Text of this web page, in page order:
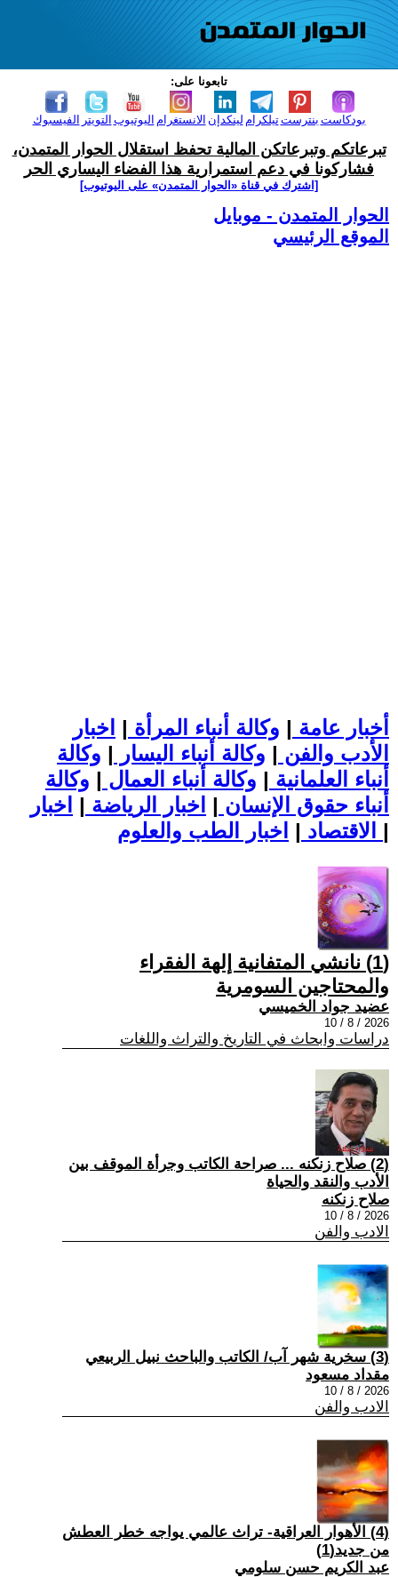
تابعونا على:
الفيسبوك التويتر اليوتيوب الانستغرام لينكدإن تيلكرامبنترست بودكاست
تبرعاتكم وتبرعاتكن المالية تحفظ استقلال الحوار المتمدن،
فشاركونا في دعم استمرارية هذا الفضاء اليساري الحر
[اشترك في قناة ‫«الحوار المتمدن» على اليوتيوب]
الحوار المتمدن - موبايل
الموقع الرئيسي
أخبار عامة | وكالة أنباء المرأة | اخبار
الأدب والفن | وكالة أنباء اليسار | وكالة
أنباء العلمانية | وكالة أنباء العمال | وكالة
أنباء حقوق الإنسان | اخبار الرياضة | اخبار
الاقتصاد | |
(1) نانشي المتفانية إلهة الفقراء
والمحتاجين السومرية
عضيد جواد الخميسي
2026 / 8 / 10
دراسات وابحاث في التاريخ والتراث واللغات
(2) صلاح زنكنه ... صراحة الكاتب وجرأة الموقف بين
الأدب والنقد والحياة
صلاح زنكنه
2026 / 8 / 10
الادب والفن
(3) سخرية شهر آب/ الكاتب والباحث نبيل الربيعي
مقداد مسعود
2026 / 8 / 10
الادب والفن
(4) الأهوار العراقية- تراث عالمي يواجه خطر العطش
من جديد(1)
عبد الكريم حسن سلومي